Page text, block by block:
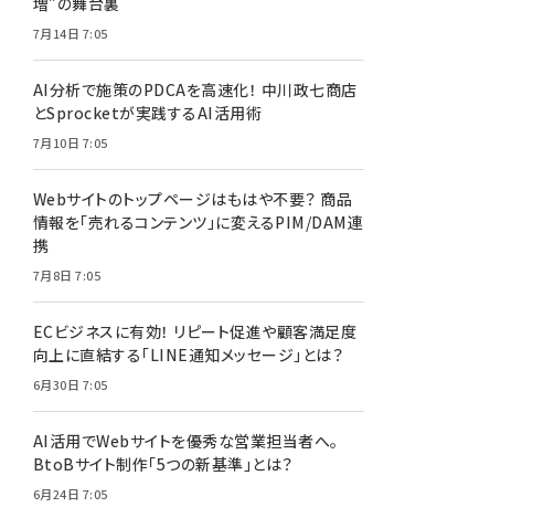
7月14日 7:05
AI分析で施策のPDCAを高速化！ 中川政七商店
とSprocketが実践するAI活用術
7月10日 7:05
Webサイトのトップページはもはや不要？ 商品
情報を「売れるコンテンツ」に変えるPIM/DAM連
携
7月8日 7:05
ECビジネスに有効！ リピート促進や顧客満足度
向上に直結する「LINE通知メッセージ」とは？
6月30日 7:05
AI活用でWebサイトを優秀な営業担当者へ。
BtoBサイト制作「5つの新基準」とは？
6月24日 7:05